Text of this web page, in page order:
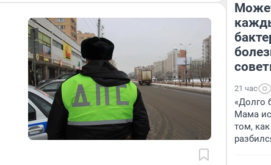
21 час
«Долго
Мама
том,